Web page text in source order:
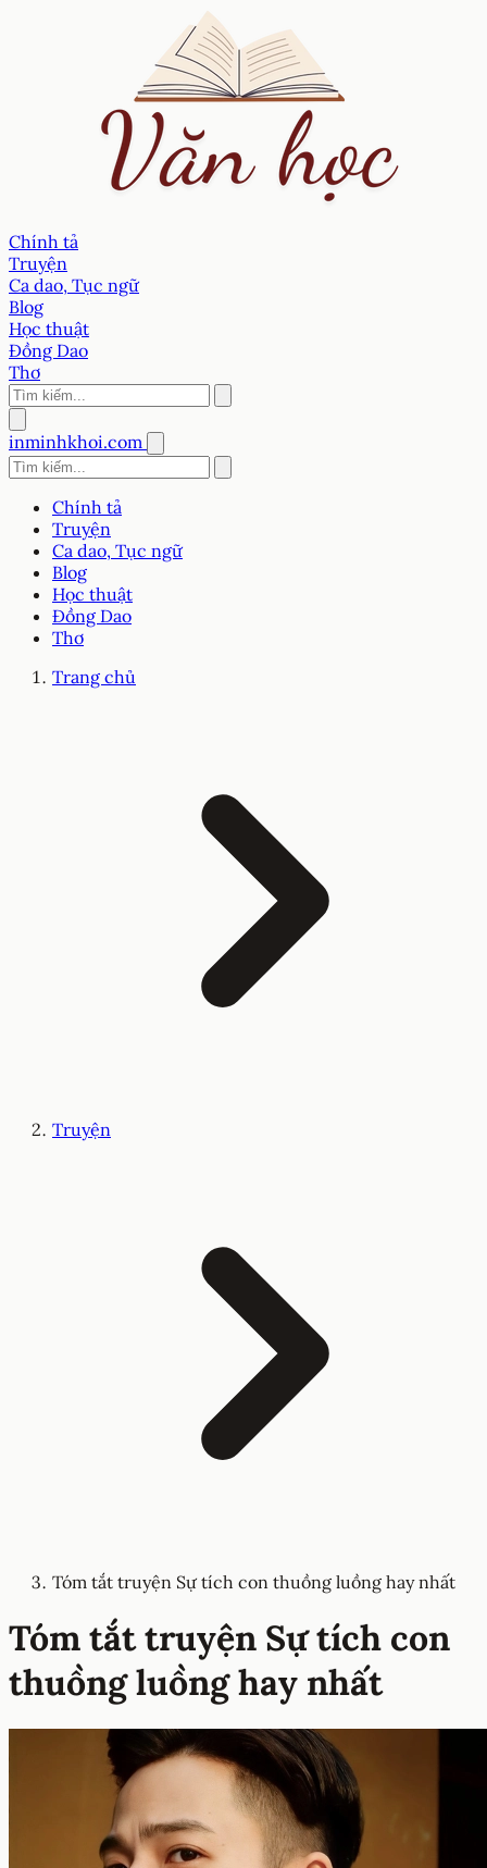
Chính tả
Truyện
Ca dao, Tục ngữ
Blog
Học thuật
Đồng Dao
Thơ
inminhkhoi.com
Chính tả
Truyện
Ca dao, Tục ngữ
Blog
Học thuật
Đồng Dao
Thơ
Trang chủ
Truyện
Tóm tắt truyện Sự tích con thuồng luồng hay nhất
Tóm tắt truyện Sự tích con
thuồng luồng hay nhất